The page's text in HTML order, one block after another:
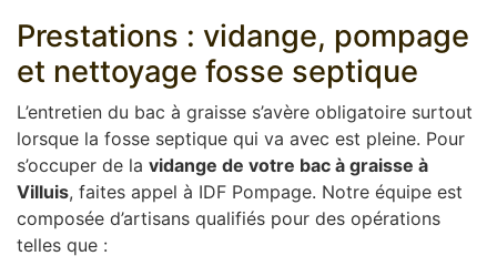
Prestations : vidange, pompage
et nettoyage fosse septique
L’entretien du bac à graisse s’avère obligatoire surtout
lorsque la fosse septique qui va avec est pleine. Pour
s’occuper de la vidange de votre bac à graisse à
Villuis, faites appel à IDF Pompage. Notre équipe est
composée d’artisans qualifiés pour des opérations
telles que :